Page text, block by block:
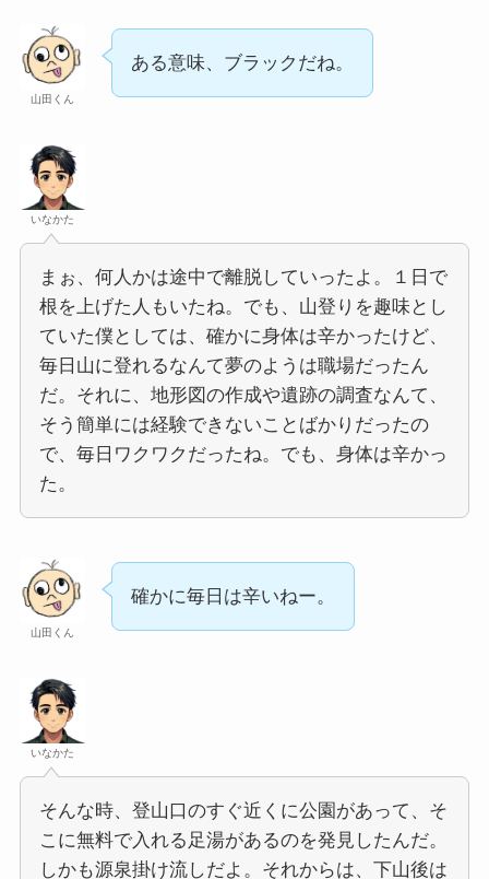
山田くん
ある意味、ブラックだね。
いなかた
まぉ、何人かは途中で離脱していったよ。１日で
根を上げた人もいたね。でも、山登りを趣味とし
ていた僕としては、確かに身体は辛かったけど、
毎日山に登れるなんて夢のようは職場だったん
だ。それに、地形図の作成や遺跡の調査なんて、
そう簡単には経験できないことばかりだったの
で、毎日ワクワクだったね。でも、身体は辛かっ
た。
山田くん
確かに毎日は辛いねー。
いなかた
そんな時、登山口のすぐ近くに公園があって、そ
こに無料で入れる足湯があるのを発見したんだ。
しかも源泉掛け流しだよ。それからは、下山後は